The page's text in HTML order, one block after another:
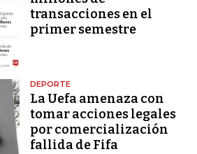
transacciones en el
primer semestre
DEPORTE
La Uefa amenaza con
tomar acciones legales
por comercialización
fallida de Fifa